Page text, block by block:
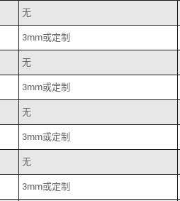
无
3mm或定制
无
3mm或定制
无
3mm或定制
无
3mm或定制